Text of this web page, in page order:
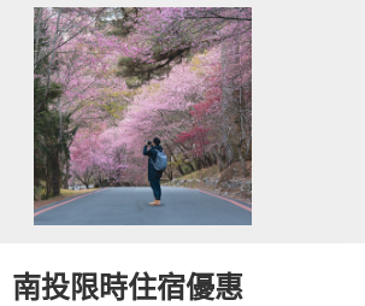
南投限時住宿優惠